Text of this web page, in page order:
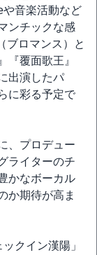
や音楽活動など
ンチックな感
ブロマンス）と
『覆面歌王』
出演したパ
に彩る予定で
、プロデュー
ライターのチ
かなボーカル
か期待が高ま
クイン漢陽」